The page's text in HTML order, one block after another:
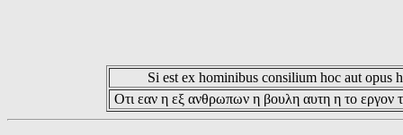
Si est ex hominibus consilium hoc aut opus
Οτι εαν η εξ ανθρωπων η βουλη αυτη η το εργον